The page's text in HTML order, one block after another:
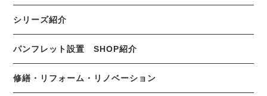
シリーズ紹介
パンフレット設置 SHOP紹介
修繕・リフォーム・リノベーション